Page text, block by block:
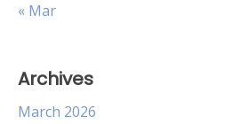
« Mar
Archives
March 2026